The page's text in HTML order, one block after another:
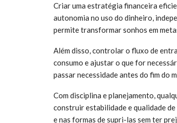
Criar uma estratégia financeira
autonomia no uso do dinheiro,
permite transformar sonhos em
Além disso, controlar o fluxo de
consumo e ajustar o que for
passar necessidade antes do fim do
Com disciplina e planejamento,
construir estabilidade e qualidade
e nas formas de supri-las sem ter